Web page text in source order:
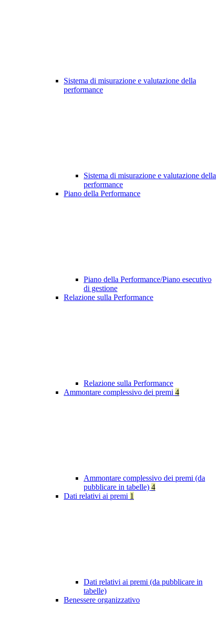
Sistema di misurazione e valutazione della
performance
Sistema di misurazione e valutazione della
performance
Piano della Performance
Piano della Performance/Piano esecutivo
di gestione
Relazione sulla Performance
Relazione sulla Performance
Ammontare complessivo dei premi 4
Ammontare complessivo dei premi (da
pubblicare in tabelle) 4
Dati relativi ai premi 1
Dati relativi ai premi (da pubblicare in
tabelle)
Benessere organizzativo